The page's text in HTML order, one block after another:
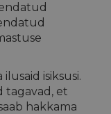
isiksusi.
tagavad, et
hakkama